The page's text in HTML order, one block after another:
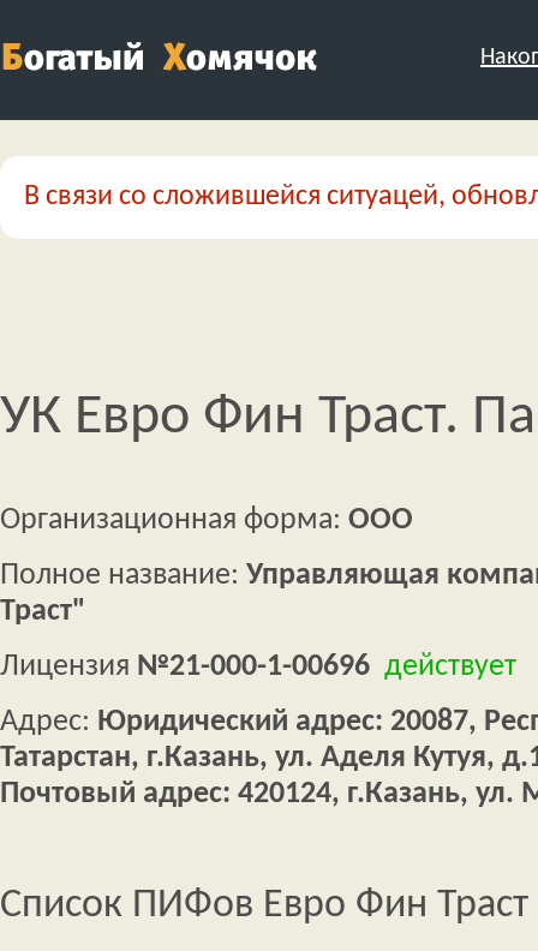
В связи со сложившейся ситуацей,
УК Евро Фин Траст.
Организационная форма: ООО
Полное название: Управляющая
Траст"
Лицензия №21-000-1-00696 действует
Адрес: Юридический адрес: 20087,
Татарстан, г.Казань, ул. Аделя Кутуя,
Почтовый адрес: 420124, г.Казань,
Список ПИФов Евро Фин Траст